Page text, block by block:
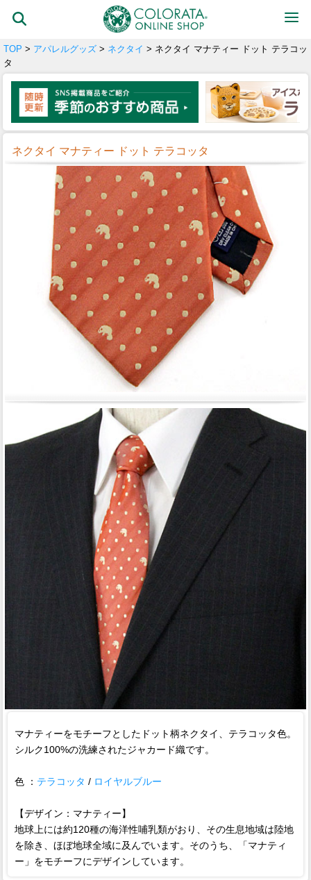
TOP > アパレルグッズ > ネクタイ > ネクタイ マナティー ドット テラコッ
タ
ネクタイ マナティー ドット テラコッタ
マナティーをモチーフとしたドット柄ネクタイ、テラコッタ色。
シルク100%の洗練されたジャカード織です。
色 ： テラコッタ / ロイヤルブルー
【デザイン：マナティー】
地球上には約120種の海洋性哺乳類がおり、その生息地域は陸地
を除き、ほぼ地球全域に及んでいます。そのうち、「マナティ
ー」をモチーフにデザインしています。